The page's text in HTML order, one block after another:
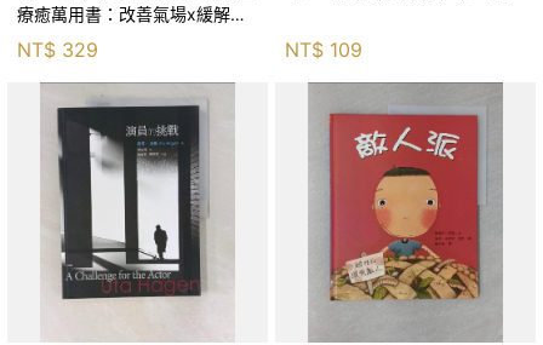
療癒萬用書：改善氣場x緩解疼
痛x穩定身心x增加財富x促進人
緣，250種水晶礦石給你最完整
的生活對策_菲利
NT$ 329 NT$ 109